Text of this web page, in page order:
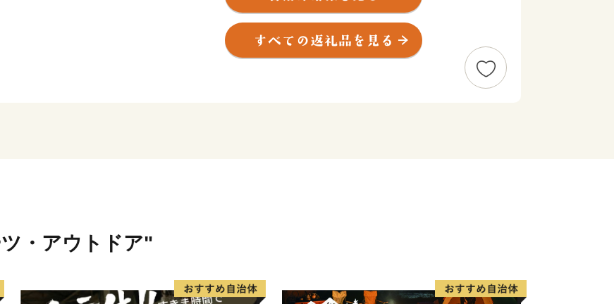
愛されています。
約4,000の中小企業があり、「摂津優品（せっつすぐれもん）」と
して、中小企業の優れた技術を活かした商品がたくさんあります。
・アウトドア"